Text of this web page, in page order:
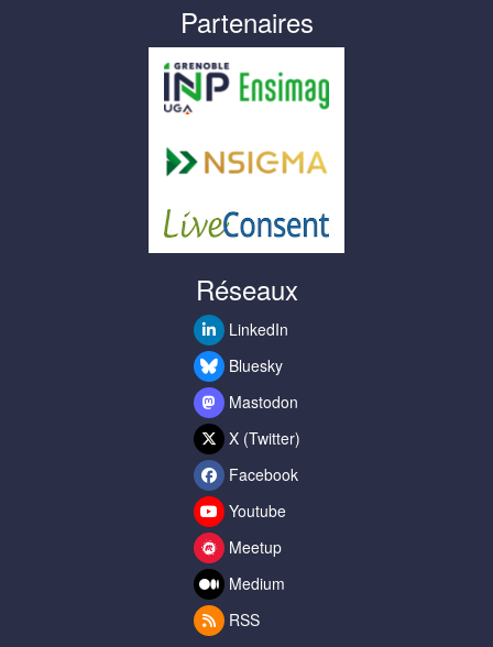
Partenaires
Réseaux
LinkedIn
Bluesky
Mastodon
X (Twitter)
Facebook
Youtube
Meetup
Medium
RSS